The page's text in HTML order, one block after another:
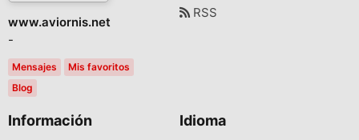
www.aviornis.net
-
Mensajes
Mis favoritos
Blog
RSS
Información Idioma